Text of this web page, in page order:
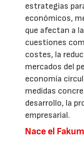
estrategias
económicos,
que afectan a
cuestiones
costes, la
mercados del
economía
medidas
desarrollo, la
empresarial.
Nace el